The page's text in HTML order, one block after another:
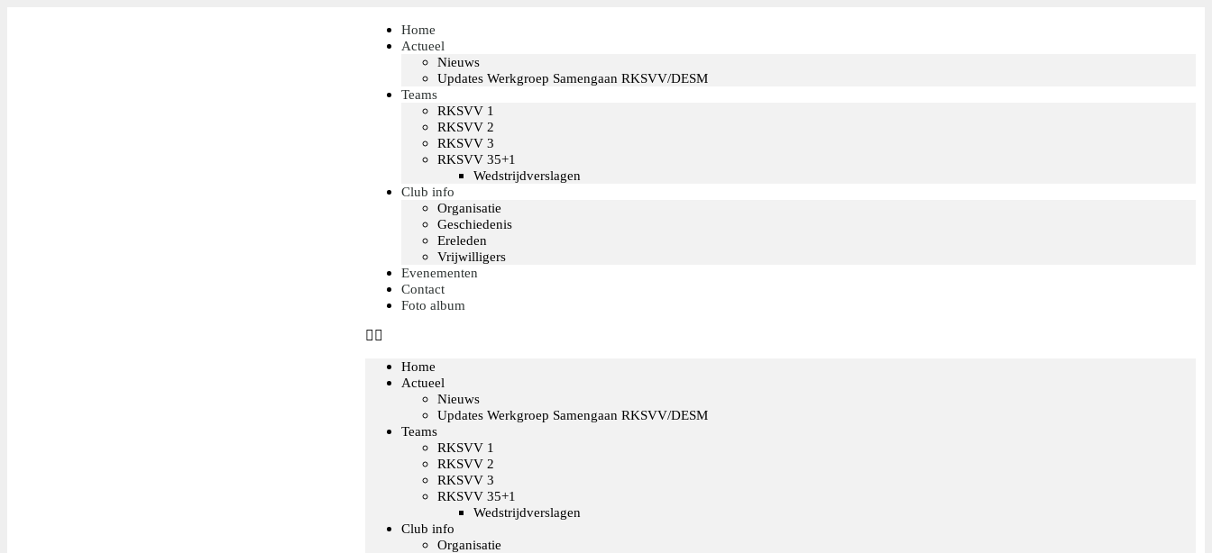
Home
Actueel
Nieuws
Updates Werkgroep Samengaan RKSVV/DESM
Teams
RKSVV 1
RKSVV 2
RKSVV 3
RKSVV 35+1
Wedstrijdverslagen
Club info
Organisatie
Geschiedenis
Ereleden
Vrijwilligers
Evenementen
Contact
Foto album
Home
Actueel
Nieuws
Updates Werkgroep Samengaan RKSVV/DESM
Teams
RKSVV 1
RKSVV 2
RKSVV 3
RKSVV 35+1
Wedstrijdverslagen
Club info
Organisatie